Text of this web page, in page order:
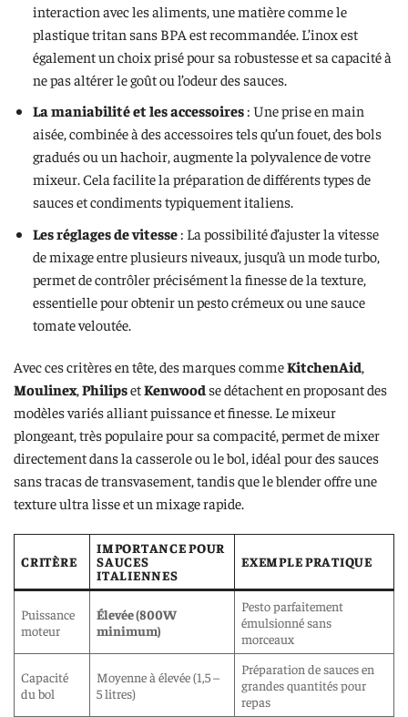
interaction avec les aliments, une matière comme le
plastique tritan sans BPA est recommandée. L’inox est
également un choix prisé pour sa robustesse et sa capacité à
ne pas altérer le goût ou l’odeur des sauces.
La maniabilité et les accessoires: Une prise en main
aisée, combinée à des accessoires tels qu’un fouet, des bols
gradués ou un hachoir, augmente la polyvalence de votre
mixeur. Cela facilite la préparation de différents types de
sauces et condiments typiquement italiens.
Les réglages de vitesse: La possibilité d’ajuster la vitesse
de mixage entre plusieurs niveaux, jusqu’à un mode turbo,
permet de contrôler précisément la finesse de la texture,
essentielle pour obtenir un pesto crémeux ou une sauce
tomate veloutée.
Avec ces critères en tête, des marques commeKitchenAid
Moulinex, PhilipsetKenwood se détachent en proposant des
modèles variés alliant puissance et finesse. Le mixeur
plongeant, très populaire pour sa compacité, permet de mixer
directement dans la casserole ou le bol, idéal pour des sauces
sans tracas de transvasement, tandis que le blender offre une
texture ultra lisse et un mixage rapide.
CRITÈRE
IMPORTANCE POUR
SAUCES
ITALIENNES
EXEMPLE PRATIQUE
Puissance
moteur
Élevée (800W
minimum)
Pesto parfaitement
émulsionné sans
morceaux
Capacité
du bol
Moyenne à élevée (1,5 –
5 litres)
Préparation de sauces en
grandes quantités pour
repas